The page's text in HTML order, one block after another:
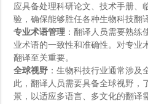
应具备处理科研论文、技术手册、
验，确保能够胜任各种生物科技翻
专业术语管理 ：翻译人员需要熟练
业术语的一致性和准确性。对专业
翻译至关重要。
全球视野 ：生物科技行业通常涉及
此，翻译人员需要具备全球视野，
景，以适应多语言、多文化的翻译